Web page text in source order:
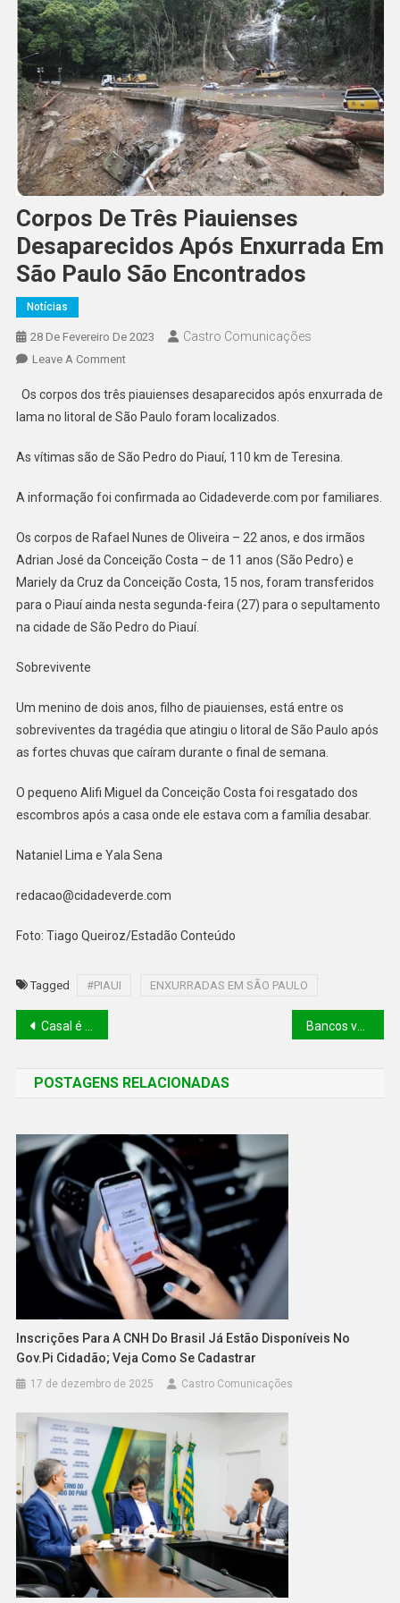
Corpos De Três Piauienses
Desaparecidos Após Enxurrada Em
São Paulo São Encontrados
Notícias
28 De Fevereiro De 2023 Castro Comunicações
Leave A Comment
Os corpos dos três piauienses desaparecidos após enxurrada de
lama no litoral de São Paulo foram localizados.
As vítimas são de São Pedro do Piauí, 110 km de Teresina.
A informação foi confirmada ao Cidadeverde.com por familiares.
Os corpos de Rafael Nunes de Oliveira – 22 anos, e dos irmãos
Adrian José da Conceição Costa – de 11 anos (São Pedro) e
Mariely da Cruz da Conceição Costa, 15 nos, foram transferidos
para o Piauí ainda nesta segunda-feira (27) para o sepultamento
na cidade de São Pedro do Piauí.
Sobrevivente
Um menino de dois anos, filho de piauienses, está entre os
sobreviventes da tragédia que atingiu o litoral de São Paulo após
as fortes chuvas que caíram durante o final de semana.
O pequeno Alifi Miguel da Conceição Costa foi resgatado dos
escombros após a casa onde ele estava com a família desabar.
Nataniel Lima e Yala Sena
redacao@cidadeverde.com
Foto: Tiago Queiroz/Estadão Conteúdo
Tagged #PIAUI ENXURRADAS EM SÃO PAULO
Casal é preso em plantação com 120 mil pés de maconha em Dom Inocêncio
POSTAGENS RELACIONADAS
Inscrições Para A CNH Do Brasil Já Estão Disponíveis No
Gov.pi Cidadão; Veja Como Se Cadastrar
17 de dezembro de 2025 Castro Comunicações